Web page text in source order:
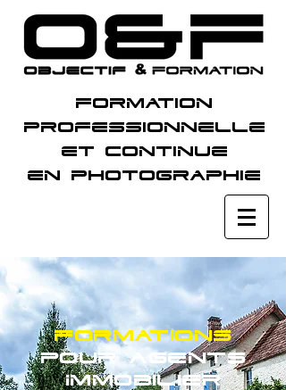
Formation
professionnelle
et continue
en photographie
Formations
Pour agents
Immobilier